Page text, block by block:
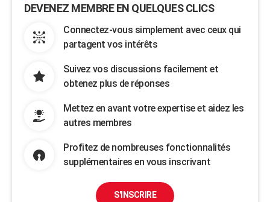
DEVENEZ MEMBRE EN QUELQUES CLICS
Connectez-vous simplement avec ceux qui
partagent vos intérêts
Suivez vos discussions facilement et
obtenez plus de réponses
Mettez en avant votre expertise et aidez les
autres membres
Profitez de nombreuses fonctionnalités
supplémentaires en vous inscrivant
S'INSCRIRE